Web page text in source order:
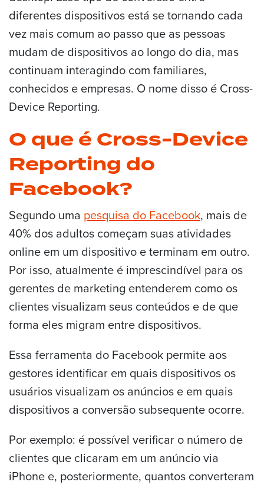
diferentes dispositivos está se tornando cada
vez mais comum ao passo que as pessoas
mudam de dispositivos ao longo do dia, mas
continuam interagindo com familiares,
conhecidos e empresas. O nome disso é Cross-
Device Reporting.
O que é Cross-Device
Reporting do
Facebook?
Segundo uma pesquisa do Facebook, mais de
40% dos adultos começam suas atividades
online em um dispositivo e terminam em outro.
Por isso, atualmente é imprescindível para os
gerentes de marketing entenderem como os
clientes visualizam seus conteúdos e de que
forma eles migram entre dispositivos.
Essa ferramenta do Facebook permite aos
gestores identificar em quais dispositivos os
usuários visualizam os anúncios e em quais
dispositivos a conversão subsequente ocorre.
Por exemplo: é possível verificar o número de
clientes que clicaram em um anúncio via
iPhone e, posteriormente, quantos converteram